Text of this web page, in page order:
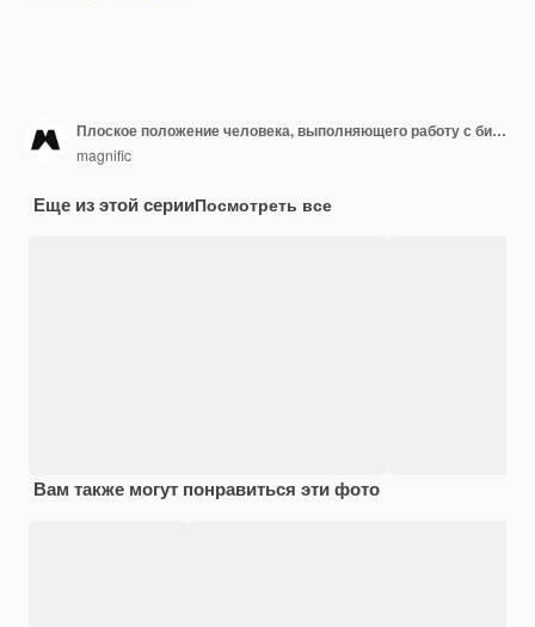
Плоское положение человека, выполняющего работу с бисером ножницами
magnific
Еще из этой серииПосмотреть все
Вам также могут понравиться эти фото